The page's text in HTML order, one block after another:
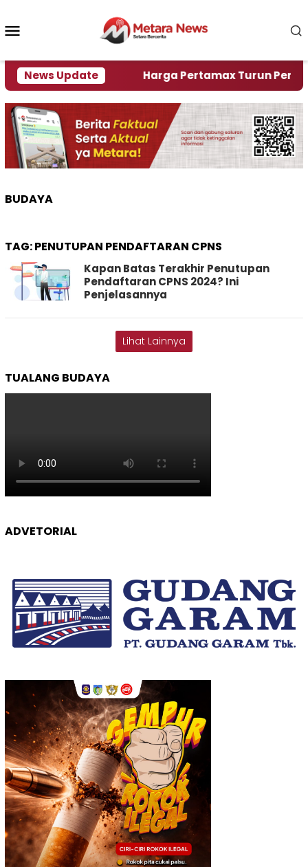
konten
News Update
Krisi Air Harga Pertamax Turun Per Hari
BUDAYA
TAG:PENUTUPAN PENDAFTARAN CPNS
Kapan Batas Terakhir Penutupan
Pendaftaran CPNS 2024? Ini
Penjelasannya
Lihat Lainnya
TUALANG BUDAYA
ADVETORIAL